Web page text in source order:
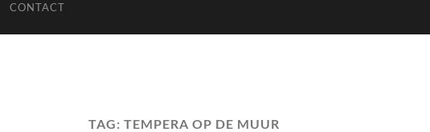
CONTACT
TAG: TEMPERA OP DE MUUR